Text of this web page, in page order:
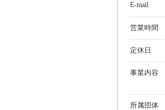
E-mail
営業時間
定休日
事業内容
所属団体